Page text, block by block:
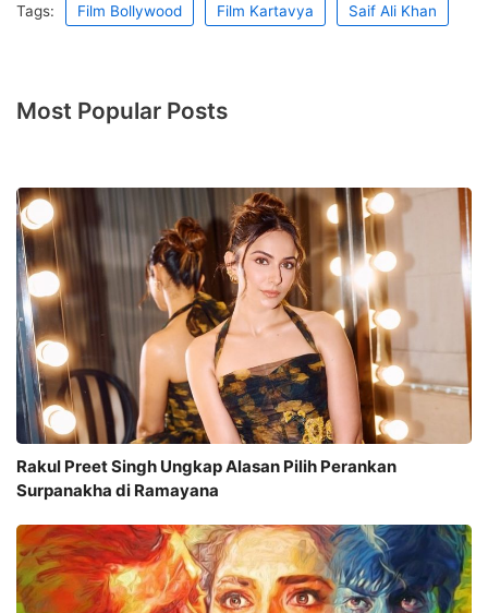
Tags: Film Bollywood Film Kartavya Saif Ali Khan
Most Popular Posts
Rakul Preet Singh Ungkap Alasan Pilih Perankan
Surpanakha di Ramayana